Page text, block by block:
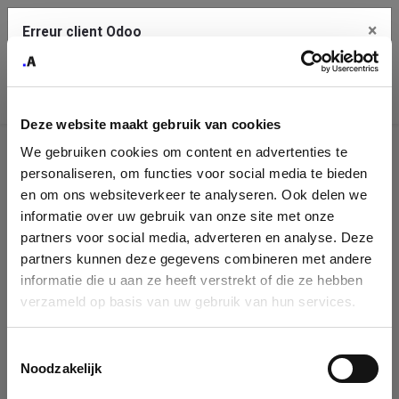
Deze website maakt gebruik van cookies
We gebruiken cookies om content en advertenties te
personaliseren, om functies voor social media te bieden
en om ons websiteverkeer te analyseren. Ook delen we
informatie over uw gebruik van onze site met onze
partners voor social media, adverteren en analyse. Deze
partners kunnen deze gegevens combineren met andere
informatie die u aan ze heeft verstrekt of die ze hebben
verzameld op basis van uw gebruik van hun services.
Noodzakelijk
Identification
de
l'entreprise
Please fill in your company details
form. If you don't find your company in our database, you can create
a new company record with the button below.
Erreur client Odoo ×
Une erreur s'est produite
Utilisez le bouton Copier pour reporter cette erreur à votre
service de support.
Voir les détails
Ok